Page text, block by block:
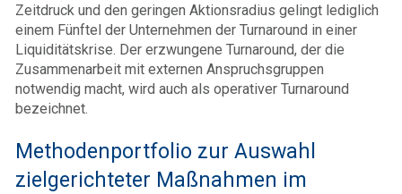
Zeitdruck und den geringen Aktionsradius gelingt lediglich
einem Fünftel der Unternehmen der Turnaround in einer
Liquiditätskrise. Der erzwungene Turnaround, der die
Zusammenarbeit mit externen Anspruchsgruppen
notwendig macht, wird auch als operativer Turnaround
bezeichnet.
Methodenportfolio zur Auswahl
zielgerichteter Maßnahmen im